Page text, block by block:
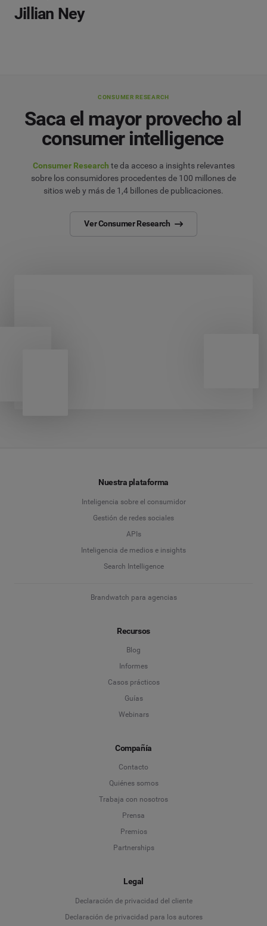
Jillian Ney
CONSUMER RESEARCH
Saca el mayor provecho al
consumer intelligence
Consumer Research te da acceso a insights relevantes
sobre los consumidores procedentes de 100 millones de
sitios web y más de 1,4 billones de publicaciones.
Ver Consumer Research
Nuestra plataforma
Inteligencia sobre el consumidor
Gestión de redes sociales
APIs
Inteligencia de medios e insights
Search Intelligence
Brandwatch para agencias
Recursos
Blog
Informes
Casos prácticos
Guías
Webinars
Compañía
Contacto
Quiénes somos
Trabaja con nosotros
Prensa
Premios
Partnerships
Legal
Declaración de privacidad del cliente
Declaración de privacidad para los autores